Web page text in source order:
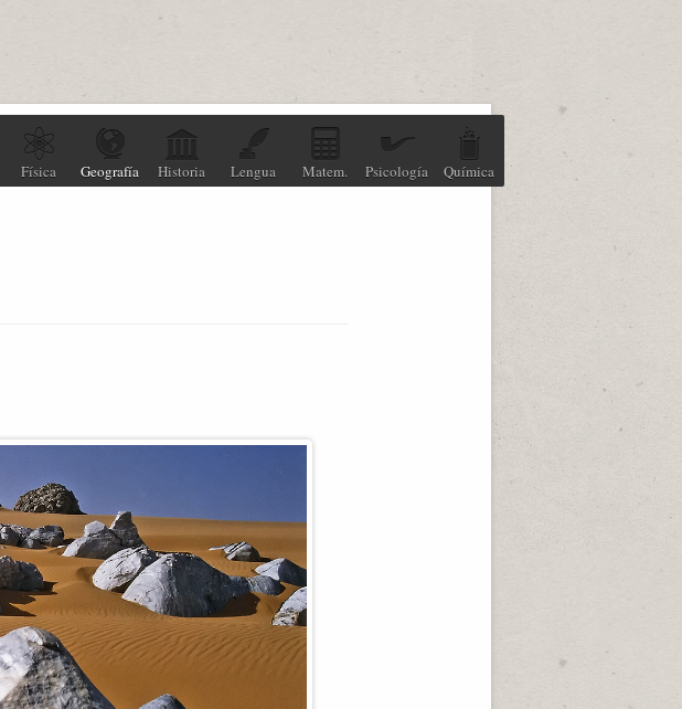
Física Geografía Historia Lengua Matem. Psicología Química